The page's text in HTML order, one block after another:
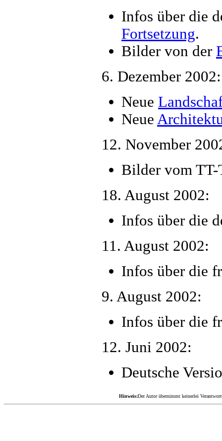
Infos über die
Fortsetzung.
Bilder von der
6. Dezember 2002:
Neue
Neue
12. November
Bilder vom
18. August 2002:
Infos über die
11. August 2002:
Infos über die
9. August 2002:
Infos über die
12. Juni 2002:
Deutsche
Hinweis:Der Autor übernimmt keinerlei